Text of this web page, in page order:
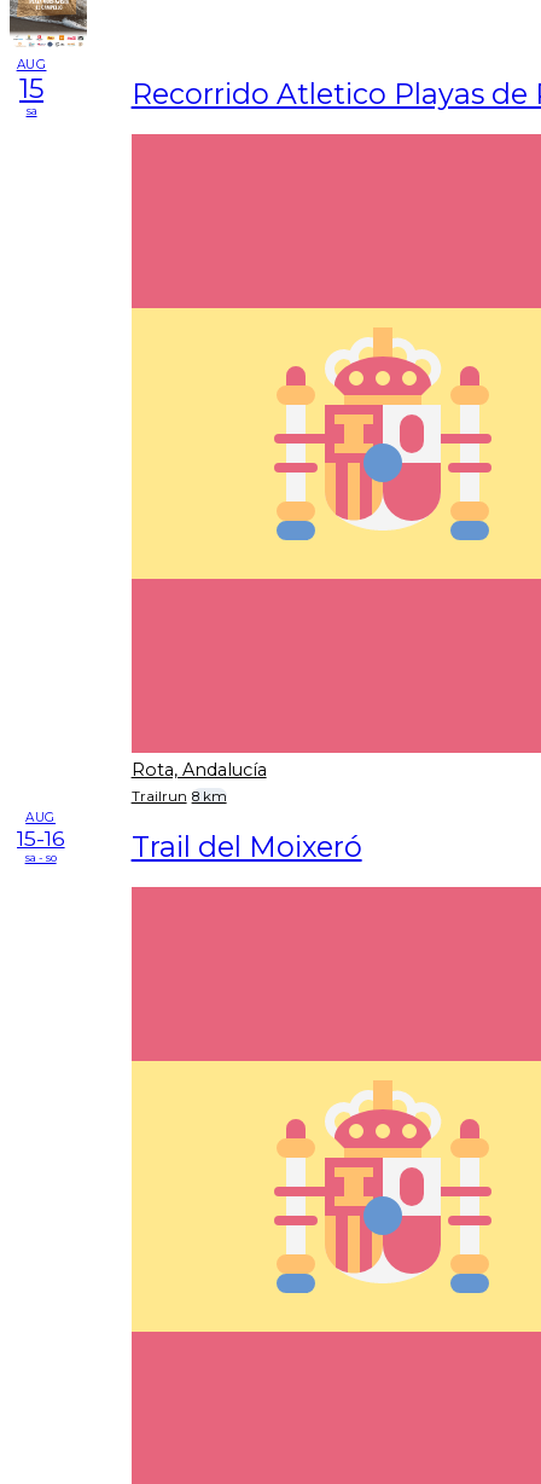
AUG
15
sa Recorrido Atletico Playas de
Rota, Andalucía
Trailrun 8 km
AUG
15-16
sa - so Trail del Moixeró